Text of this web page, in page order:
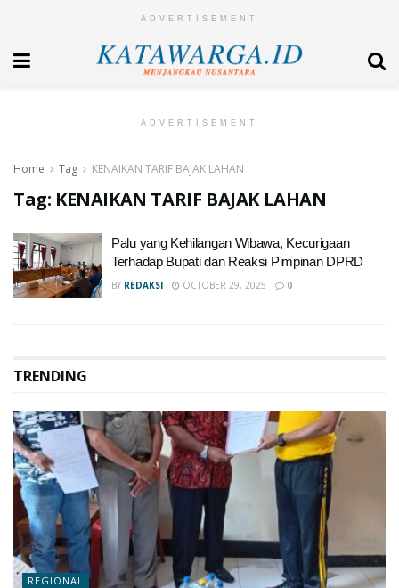
ADVERTISEMENT
ADVERTISEMENT
Home Tag KENAIKAN TARIF BAJAK LAHAN
Tag: KENAIKAN TARIF BAJAK LAHAN
Palu yang Kehilangan Wibawa, Kecurigaan
Terhadap Bupati dan Reaksi Pimpinan DPRD
BY REDAKSI OCTOBER 29, 2025 0
TRENDING
REGIONAL